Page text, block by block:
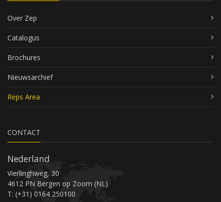
Over Zep
Catalogus
Brochures
Nieuwsarchief
Reps Area
CONTACT
Nederland
Vierlinghweg, 30
4612 PN Bergen op Zoom (NL)
T: (+31) 0164 250100